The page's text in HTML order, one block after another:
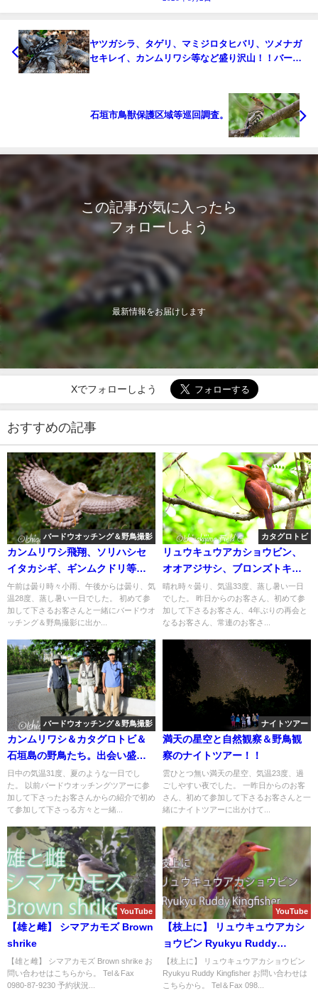
ヤツガシラ、タゲリ、マミジロタヒバリ、ツメナガ
セキレイ、カンムリワシ等など盛り沢山！！バード
石垣市鳥獣保護区域等巡回調査。
この記事が気に入ったら
フォローしよう
最新情報をお届けします
Xでフォローしよう
おすすめの記事
バードウオッチング＆野鳥撮影
カンムリワシ飛翔、ソリハシセ
イタカシギ、ギンムクドリ等盛
り沢山のバードウオッチング＆
野鳥撮影ガイド!!
午前は曇り時々小雨、午後からは曇り、気
温28度、蒸し暑い一日でした。 初めて参
加して下さるお客さんと一緒にバードウオ
ッチング＆野鳥撮影に出か...
カタグロトビ
リュウキュウアカショウビン、
オオアジサシ、ブロンズトキ、
シロハラクイナ親子等々！！バ
ードウオッチング＆野鳥撮影ガ
イド!!
晴れ時々曇り、気温33度、蒸し暑い一日
でした。 昨日からのお客さん、初めて参
加して下さるお客さん、4年ぶりの再会と
なるお客さん、常連のお客さ...
バードウオッチング＆野鳥撮影
カンムリワシ＆カタグロトビ＆
石垣島の野鳥たち。出会い盛り
沢山のバードウオッチング＆野
鳥撮影ツアー！！
日中の気温31度、夏のような一日でし
た。 以前バードウオッチングツアーに参
加して下さったお客さんからの紹介で初め
て参加して下さっる方々と一緒...
ナイトツアー
満天の星空と自然観察＆野鳥観
察のナイトツアー！！
雲ひとつ無い満天の星空、気温23度、過
ごしやすい夜でした。 一昨日からのお客
さん、初めて参加して下さるお客さんと一
緒にナイトツアーに出かけて...
YouTube
【雄と雌】 シマアカモズ Brown
shrike
【雄と雌】 シマアカモズ Brown shrike お
問い合わせはこちらから。 Tel＆Fax
0980-87-9230 予約状況...
YouTube
【枝上に】 リュウキュウアカシ
ョウビン Ryukyu Ruddy
Kingfisher
【枝上に】 リュウキュウアカショウビン
Ryukyu Ruddy Kingfisher お問い合わせは
こちらから。 Tel＆Fax 098...